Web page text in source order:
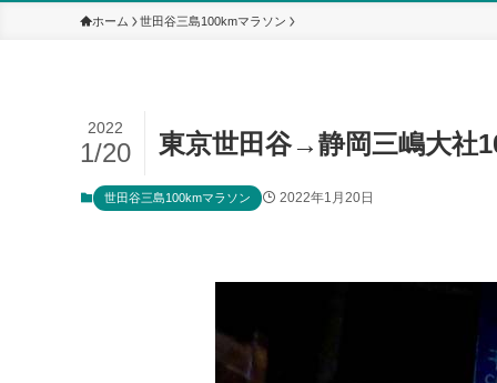
ホーム 世田谷三島100kmマラソン
東京世田谷→静岡三嶋大社
2022
1/20
世田谷三島100kmマラソン 2022年1月20日